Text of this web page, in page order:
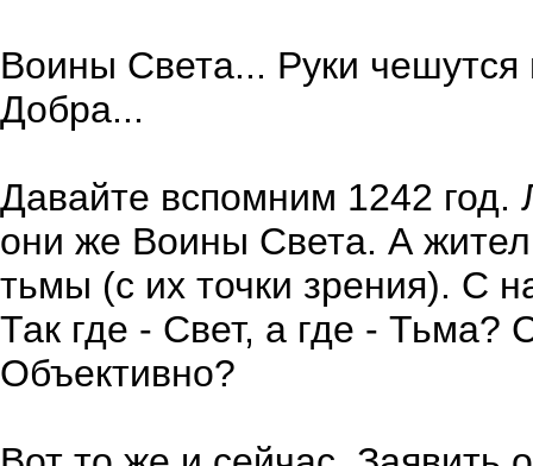
Воины Света... Руки
Добра...
Давайте вспомним 1242
они же Воины Света. А
тьмы (с их точки зрения). С
Так где - Свет, а где - Тьма?
Объективно?